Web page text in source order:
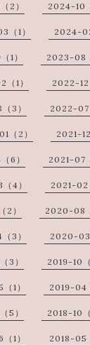
2） 2024-10
（1） 2024-02
1） 2023-08
1） 2022-12
3） 2022-07
（2） 2021-12
6） 2021-07
4） 2021-02
2） 2020-08
3） 2020-03
3） 2019-10（
1） 2019-04
5） 2018-10（
1） 2018-05